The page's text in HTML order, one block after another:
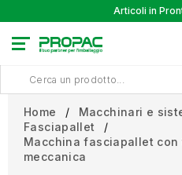
Articoli in
Home
Macchinari e
Fasciapallet
Macchina fasciapallet
meccanica